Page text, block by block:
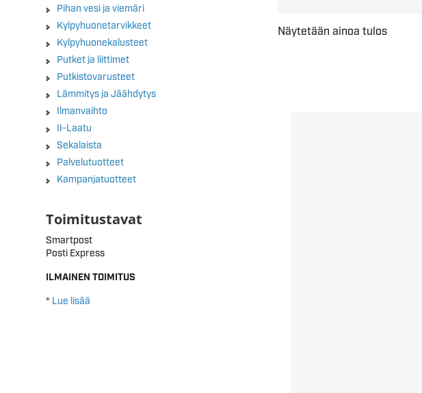
Näytetään ainoa tulos
Pihan vesi ja viemäri
Kylpyhuonetarvikkeet
Kylpyhuonekalusteet
Putket ja liittimet
Putkistovarusteet
Lämmitys ja Jäähdytys
Ilmanvaihto
II-Laatu
Sekalaista
Palvelutuotteet
Kampanjatuotteet
Toimitustavat
Smartpost
Posti Express
ILMAINEN TOIMITUS
* Lue lisää